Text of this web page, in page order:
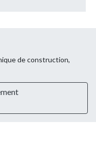
de construction,